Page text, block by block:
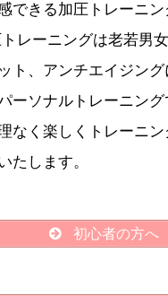
できる加圧トレーニ
レーニングは老若男
ト、アンチエイジング
ーソナルトレーニング
なく楽しくトレーニン
たします。
初心者の方へ